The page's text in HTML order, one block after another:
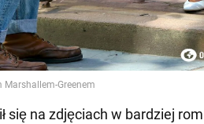
się na zdjęciach w bardziej